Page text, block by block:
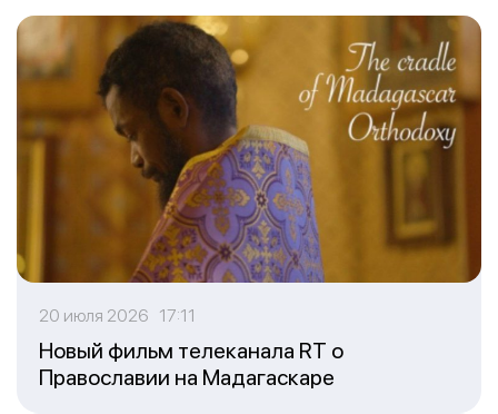
20 июля 2026 17:11
Новый фильм телеканала RT о
Православии на Мадагаскаре